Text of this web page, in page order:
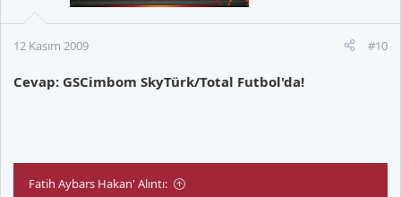
12 Kasım 2009 #10
Cevap: GSCimbom SkyTürk/Total Futbol'da!
Fatih Aybars Hakan' Alıntı: